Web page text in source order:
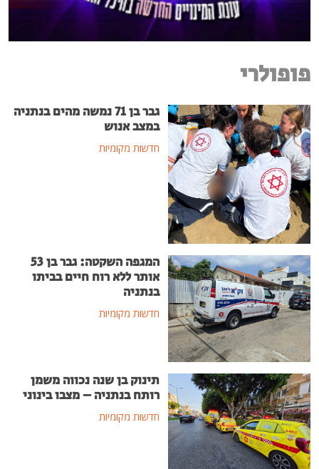
פופולרי
גבר בן 71 נמשה מהים בנתניה
במצב אנוש
חדשות מקומיות
המגפה השקטה: גבר בן 53
אותר ללא רוח חיים בביתו
בנתניה
חדשות מקומיות
תינוק בן שנה נכווה משמן
רותח בנתניה – מצבו בינוני
חדשות מקומיות